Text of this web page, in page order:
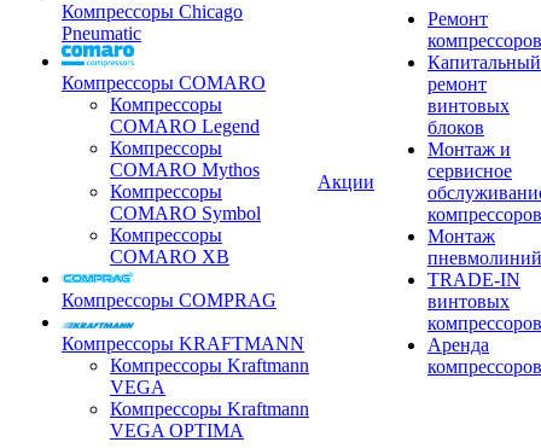
Компрессоры Chicago
Pneumatic
Компрессоры COMARO
Компрессоры
COMARO Legend
Компрессоры
COMARO Mythos
Компрессоры
COMARO Symbol
Компрессоры
COMARO XB
Компрессоры COMPRAG
Компрессоры KRAFTMANN
Компрессоры Kraftmann
VEGA
Компрессоры Kraftmann
VEGA OPTIMA
Акции
Ремонт
компрессоров
Капитальный
ремонт
винтовых
блоков
Монтаж и
сервисное
компрессоров
Монтаж
пневмолиний
TRADE-IN
винтовых
компрессоров
Аренда
компрессоров